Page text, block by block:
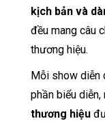
kịch bản và
đều mang câu
thương hiệu.
Mỗi show diễn
phần biểu diễn,
thương hiệu